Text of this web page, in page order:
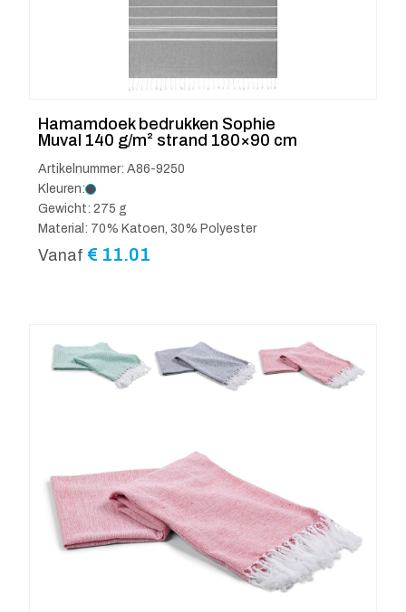
Hamamdoek bedrukken Sophie
Muval 140 g/m² strand 180×90 cm
Artikelnummer: A86-9250
Kleuren:
Gewicht: 275 g
Material: 70% Katoen, 30% Polyester
Vanaf € 11.01